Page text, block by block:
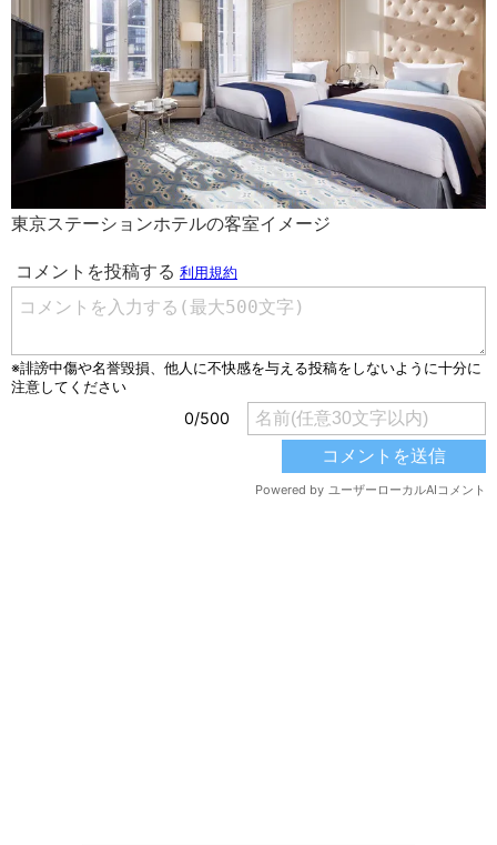
東京ステーションホテルの客室イメージ